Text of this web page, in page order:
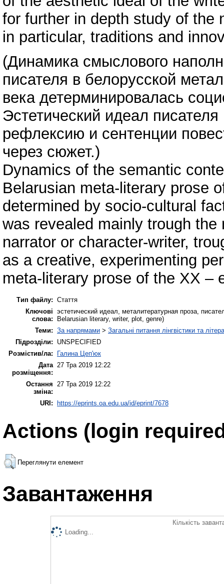
for further in depth study of the
in particular, traditions and
(Динамика смыслового
писателя в белорусской
века детерминировалась
Эстетический идеал
рефлексию и сентенции
через сюжет.)
Dynamics of the semantic
Belarusian meta-literary prose
determined by socio-cultural
was revealed mainly trough
narrator or character-writer,
as a creative, experimenting
meta-literary prose of the XX –
Тип файлу: Стаття
Ключові
слова:
эстетический идеал, металитературная проза,
Belarusian literary, writer, plot, genre)
Теми: За напрямами > Загальні питання лінгвістики та
Підрозділи:
UNSPECIFIED
Розмістив/ла:
Галина Цеп'юк
Дата
розміщення:
27 Тра 2019 12:22
Остання
зміна:
27 Тра 2019 12:22
URI: https://eprints.oa.edu.ua/id/eprint/7678
Actions (login
Переглянути елемент
Завантаження
Кількість
Loading...